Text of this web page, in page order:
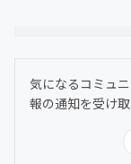
気になるコミュ
報の通知を受け取